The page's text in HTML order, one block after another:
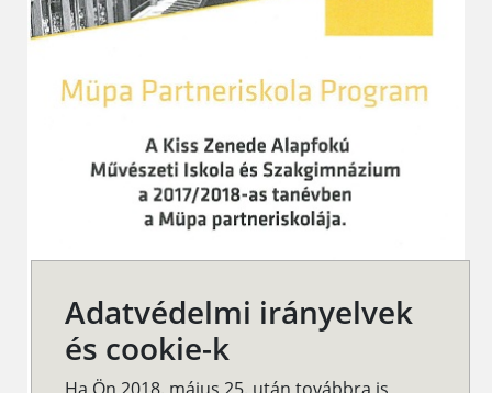
Adatvédelmi irányelvek
és cookie-k